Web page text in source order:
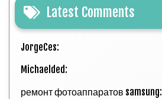
Latest Comments
JorgeCes:
Michaelded:
ремонт фотоаппаратов samsung: